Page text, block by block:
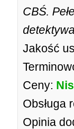
CBŚ.
Jakość
Ceny:
Obsługa
Opinia